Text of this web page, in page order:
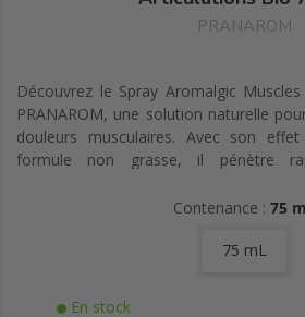
PRANAROM
Découvrez le Spray Aromalgic
PRANAROM, une solution naturelle
douleurs musculaires. Avec son
formule non grasse, il pénètre
Contenance : 75
75 mL
En stock